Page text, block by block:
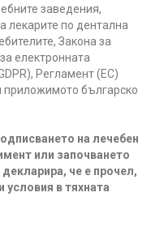
заведения,
лекарите по дентална
Закона за
електронната
Регламент (ЕС)
приложимото българско
на лечебен
или започването
че е прочел,
в тяхната